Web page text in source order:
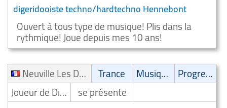
digeridooiste techno/hardtechno Hennebont
Ouvert à tous type de musique! Plis dans la
rythmique! Joue depuis mes 10 ans!
Neuville Les Dames
Trance Musique spirituelle
Progressive
Joueur de Didgeridoo/Digeridooiste
se présente